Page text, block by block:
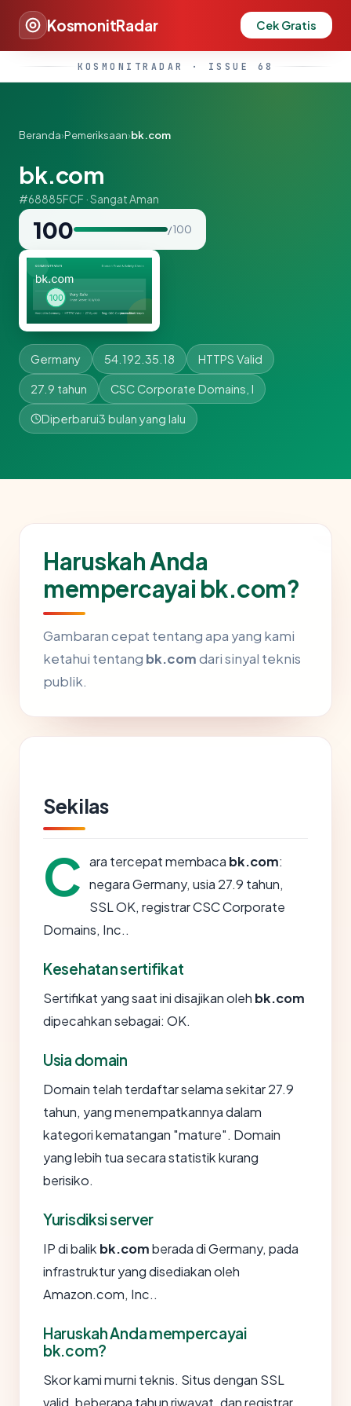
KosmonitRadar Cek Gratis
KOSMONITRADAR · ISSUE 68
Beranda›Pemeriksaan›bk.com
bk.com
#68885FCF · Sangat Aman
100 / 100
Germany 54.192.35.18 HTTPS Valid
27.9 tahun CSC Corporate Domains, I
Diperbarui3 bulan yang lalu
Haruskah Anda
mempercayai bk.com?
Gambaran cepat tentang apa yang kami
ketahui tentang bk.comdari sinyal teknis
publik.
Sekilas
C ara tercepat membaca bk.com:
negara Germany, usia 27.9 tahun,
SSL OK, registrar CSC Corporate
Domains, Inc..
Kesehatan sertifikat
Sertifikat yang saat ini disajikan oleh bk.com
dipecahkan sebagai: OK.
Usia domain
Domain telah terdaftar selama sekitar 27.9
tahun, yang menempatkannya dalam
kategori kematangan "mature". Domain
yang lebih tua secara statistik kurang
berisiko.
Yurisdiksi server
IP di balik bk.comberada di Germany, pada
infrastruktur yang disediakan oleh
Amazon.com, Inc..
Haruskah Anda mempercayai
bk.com?
Skor kami murni teknis. Situs dengan SSL
valid, beberapa tahun riwayat, dan registrar